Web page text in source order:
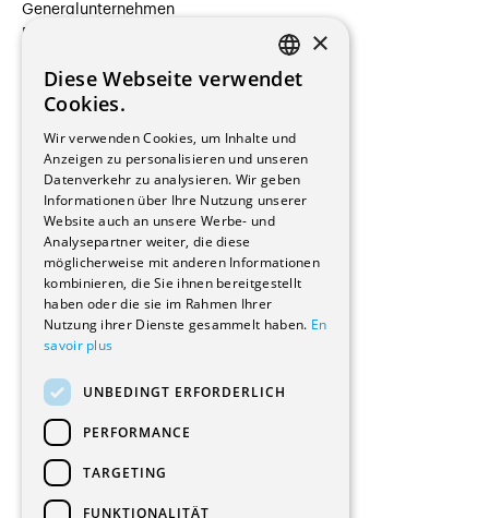
Generalunternehmen
Beauftragte Unternehmen
Hersteller/Lieferanten
Bauherrschaften
Immobilienverwaltungsgesellschaften
Stockwerkeigentum
Reportagen
Wohnungen
Renovierungen
Innere Umbauten
Gastgewerbe und Tourismus
Verwaltungsgebäude und Geschäfte
Schuleinrichtungen
Medizinische Einrichtungen
Kultur - Sport - Freizeit
Industrie - Handwerk
Transport und Parkplätze
Diverse Bauten
FRENCH
×
Diese Webseite verwendet
Cookies.
Wir verwenden Cookies, um Inhalte und
Anzeigen zu personalisieren und unseren
Datenverkehr zu analysieren. Wir geben
Informationen über Ihre Nutzung unserer
Website auch an unsere Werbe- und
Analysepartner weiter, die diese
möglicherweise mit anderen Informationen
kombinieren, die Sie ihnen bereitgestellt
haben oder die sie im Rahmen Ihrer
Nutzung ihrer Dienste gesammelt haben. En
savoir plus
UNBEDINGT ERFORDERLICH
PERFORMANCE
TARGETING
FUNKTIONALITÄT